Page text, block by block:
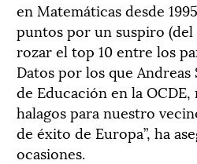
en Matemáticas desde
puntos por un suspiro (del
rozar el top 10 entre los
Datos por los que
de Educación en la
halagos para nuestro
de éxito de Europa”, ha
ocasiones.